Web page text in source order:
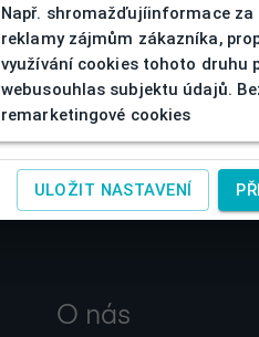
O nás
Např. shromažďujíinformace
reklamy zájmům zákazníka,
využívání cookies tohoto druhu
webusouhlas subjektu údajů.
remarketingové cookies
ULOŽIT NASTAVENÍ